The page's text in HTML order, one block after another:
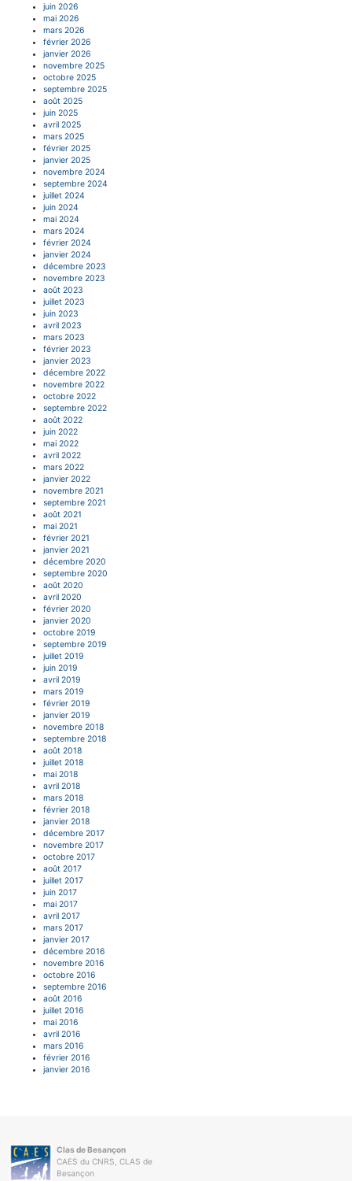
juin 2026
mai 2026
mars 2026
février 2026
janvier 2026
novembre 2025
octobre 2025
septembre 2025
août 2025
juin 2025
avril 2025
mars 2025
février 2025
janvier 2025
novembre 2024
septembre 2024
juillet 2024
juin 2024
mai 2024
mars 2024
février 2024
janvier 2024
décembre 2023
novembre 2023
août 2023
juillet 2023
juin 2023
avril 2023
mars 2023
février 2023
janvier 2023
décembre 2022
novembre 2022
octobre 2022
septembre 2022
août 2022
juin 2022
mai 2022
avril 2022
mars 2022
janvier 2022
novembre 2021
septembre 2021
août 2021
mai 2021
février 2021
janvier 2021
décembre 2020
septembre 2020
août 2020
avril 2020
février 2020
janvier 2020
octobre 2019
septembre 2019
juillet 2019
juin 2019
avril 2019
mars 2019
février 2019
janvier 2019
novembre 2018
septembre 2018
août 2018
juillet 2018
mai 2018
avril 2018
mars 2018
février 2018
janvier 2018
décembre 2017
novembre 2017
octobre 2017
août 2017
juillet 2017
juin 2017
mai 2017
avril 2017
mars 2017
janvier 2017
décembre 2016
novembre 2016
octobre 2016
septembre 2016
août 2016
juillet 2016
mai 2016
avril 2016
mars 2016
février 2016
janvier 2016
Clas de Besançon
CAES du CNRS, CLAS de
Besançon